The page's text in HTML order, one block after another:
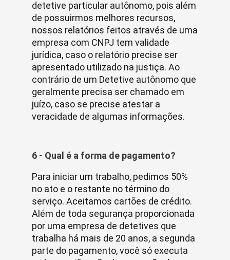
detetive particular autônomo, pois além
de possuirmos melhores recursos,
nossos relatórios feitos através de uma
empresa com CNPJ tem validade
jurídica, caso o relatório precise ser
apresentado utilizado na justiça. Ao
contrário de um Detetive autônomo que
geralmente precisa ser chamado em
juízo, caso se precise atestar a
veracidade de algumas informações.
6 - Qual é a forma de pagamento?
Para iniciar um trabalho, pedimos 50%
no ato e o restante no término do
serviço. Aceitamos cartões de crédito.
Além de toda segurança proporcionada
por uma empresa de detetives que
trabalha há mais de 20 anos, a segunda
parte do pagamento, você só executa